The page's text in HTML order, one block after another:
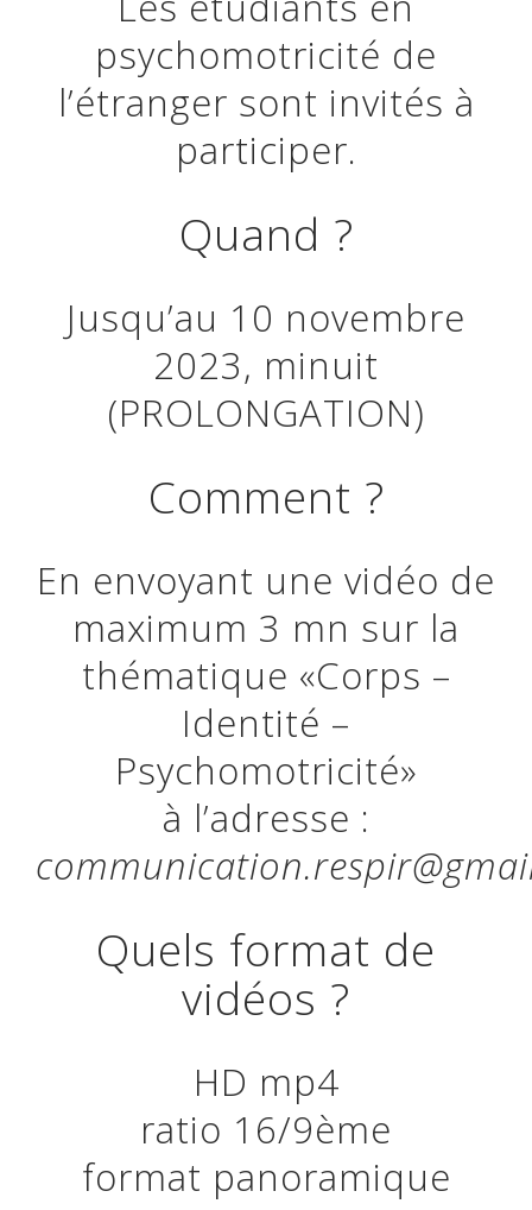
psychomotricité de
l’étranger sont invités à
participer.
Quand ?
Jusqu’au 10 novembre
2023, minuit
(PROLONGATION)
Comment ?
En envoyant une vidéo de
maximum 3 mn sur la
thématique «Corps –
Identité –
Psychomotricité»
à l’adresse :
Quels format de
vidéos ?
HD mp4
ratio 16/9ème
format panoramique